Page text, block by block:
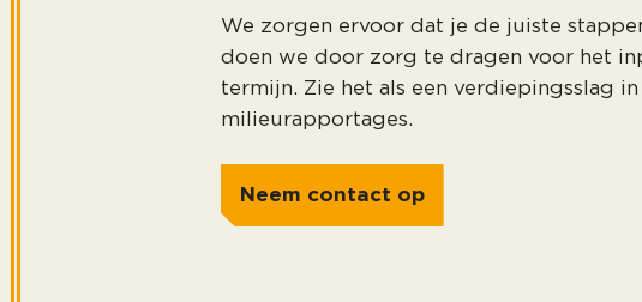
We zorgen ervoor dat je de juiste
doen we door zorg te dragen voor het
termijn. Zie het als een verdiepingsslag
milieurapportages.
Neem contact op